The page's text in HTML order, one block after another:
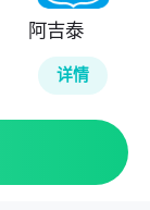
阿吉泰
详情